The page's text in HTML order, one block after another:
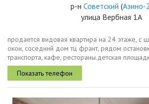
р-н Советский (Азино-
улица Вербная 1А
продается видовая квартира на 24 этаже, с
окон, соседний дом тц франт, рядом
транспорта, кафе, рестораны.детская
территория под шлагбаумом, парковка